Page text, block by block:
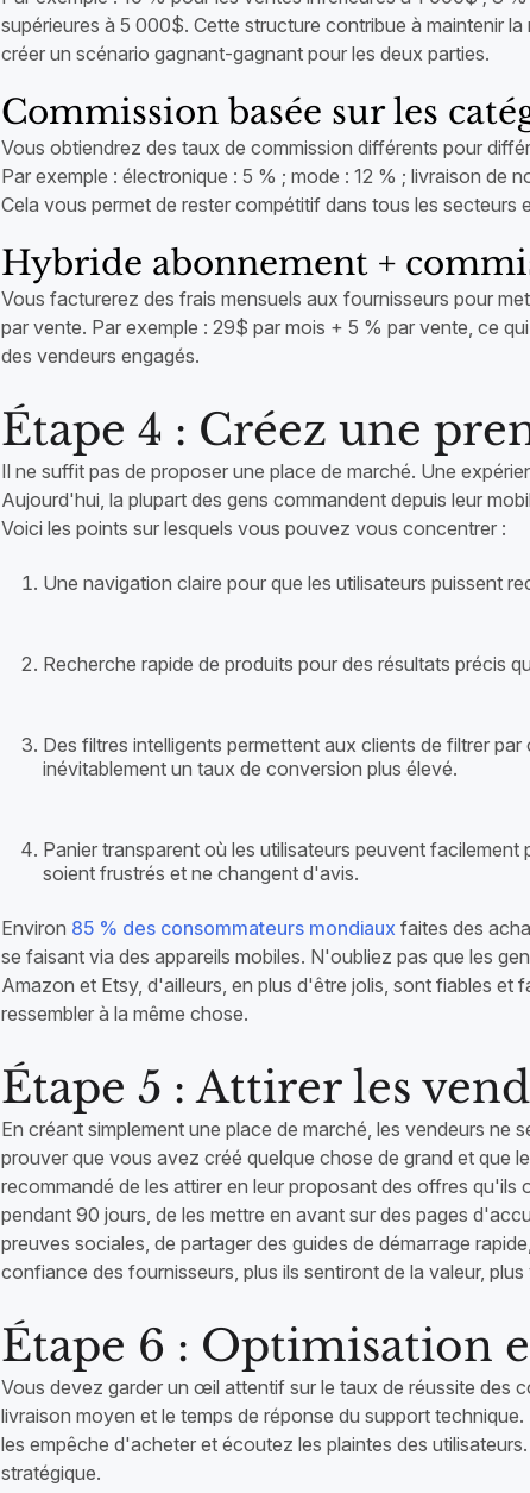
supérieures à 5 000$. Cette structure contribue à maintenir
créer un scénario gagnant-gagnant pour les deux parties.
Commission basée sur les
Vous obtiendrez des taux de commission différents pour
Par exemple : électronique : 5 % ; mode : 12 % ; livraison de
Cela vous permet de rester compétitif dans tous les secteurs
Hybride abonnement +
Vous facturerez des frais mensuels aux fournisseurs pour
par vente. Par exemple : 29$ par mois + 5 % par vente, ce
des vendeurs engagés.
Étape 4 : Créez une
Il ne suffit pas de proposer une place de marché. Une
Aujourd'hui, la plupart des gens commandent depuis leur
Voici les points sur lesquels vous pouvez vous concentrer :
Une navigation claire pour que les utilisateurs puissent
Recherche rapide de produits pour des résultats précis
Des filtres intelligents permettent aux clients de filtrer
inévitablement un taux de conversion plus élevé.
Panier transparent où les utilisateurs peuvent
soient frustrés et ne changent d'avis.
Environ 85 % des consommateurs mondiaux faites des
se faisant via des appareils mobiles. N'oubliez pas que les
Amazon et Etsy, d'ailleurs, en plus d'être jolis, sont fiables et
ressembler à la même chose.
Étape 5 : Attirer les
En créant simplement une place de marché, les vendeurs
prouver que vous avez créé quelque chose de grand et que
recommandé de les attirer en leur proposant des offres
pendant 90 jours, de les mettre en avant sur des pages
preuves sociales, de partager des guides de démarrage
confiance des fournisseurs, plus ils sentiront de la valeur,
Étape 6 : Optimisation
Vous devez garder un œil attentif sur le taux de réussite des
livraison moyen et le temps de réponse du support
les empêche d'acheter et écoutez les plaintes des
stratégique.